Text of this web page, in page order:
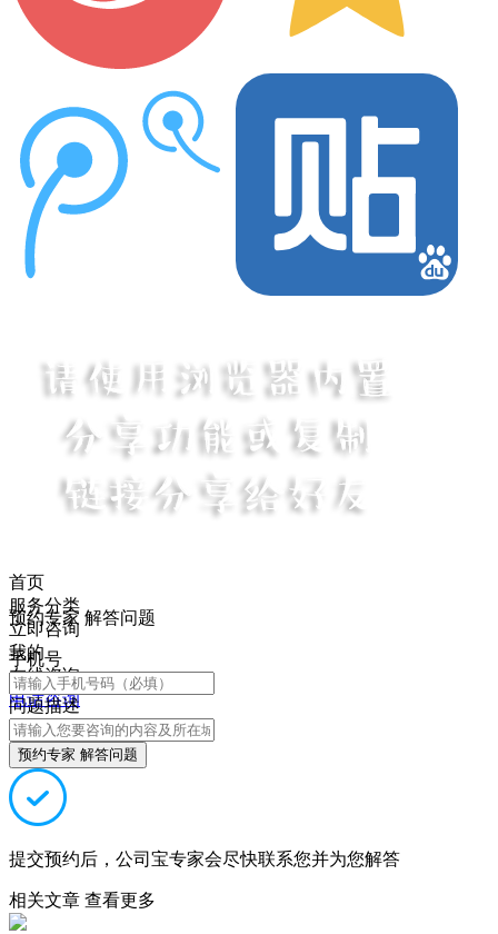
首页
服务分类
立即咨询
我的
在线咨询
电话咨询
预约专家 解答问题
手机号
问题描述
预约专家 解答问题
提交预约后，公司宝专家会尽快联系您并为您解答
相关文章 查看更多